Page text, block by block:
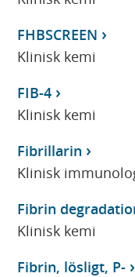
FHBSCREEN
Klinisk kemi
FIB-4
Klinisk kemi
Fibrillarin
Klinisk
Fibrin
Klinisk kemi
Fibrin, lösligt, P-